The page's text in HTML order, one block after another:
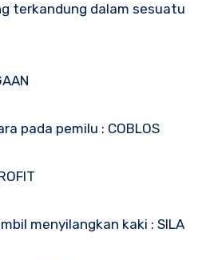
terkandung dalam sesuatu
pada pemilu : COBLOS
menyilangkan kaki : SILA